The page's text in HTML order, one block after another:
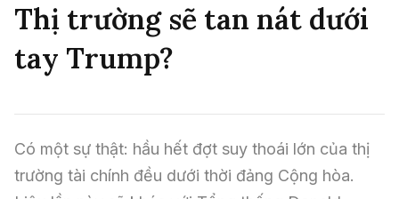
Tin Tức Bitcoin
Tin Tức Altcoin
Tin Tức Thị Trường
ATM Analytics
Phân Tích Bitcoin
Phân Tích Ethereum
Phân Tích Thị Trường
Kiến Thức
Thuật Ngữ Cơ Bản
Kiến Thức Tổng Hợp
Chỉ Báo Kỹ Thuật
Săn Gem
Thị trường sẽ tan nát dưới
tay Trump?
Có một sự thật: hầu hết đợt suy thoái lớn của thị
trường tài chính đều dưới thời đảng Cộng hòa.